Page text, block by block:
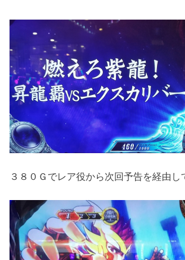
３８０Ｇでレア役から次回予告を経由し